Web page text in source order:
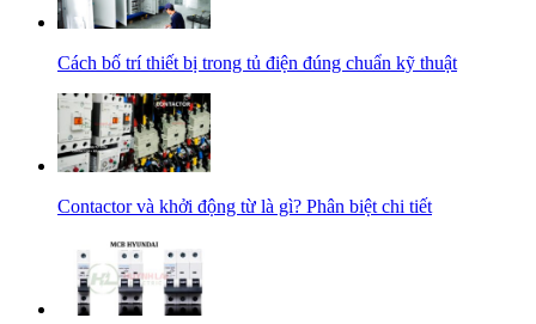
Cách bố trí thiết bị trong tủ điện đúng chuẩn kỹ thuật
Contactor và khởi động từ là gì? Phân biệt chi tiết